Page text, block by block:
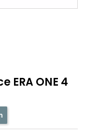
ERA ONE 4